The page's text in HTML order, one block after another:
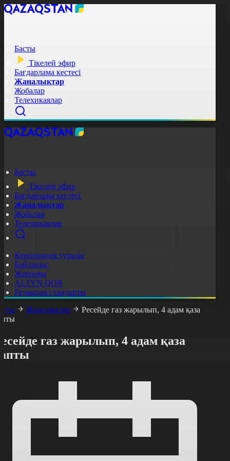
Басты
Тікелей эфир
Бағдарлама кестесі
Жаңалықтар
Жобалар
Телехикаялар
Басты
Тікелей эфир
Бағдарлама кестесі
Жаңалықтар
Жобалар
Телехикаялар
Корпорация туралы
Байланыс
Жарнама
ALTYN QOR
Редакция стандарты
Жаңалықтар
Ресейде газ жарылып, 4 адам қаза
газ жарылып, 4 адам қаза